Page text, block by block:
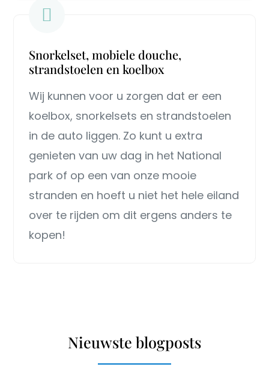
Snorkelset, mobiele douche,
strandstoelen en koelbox
Wij kunnen voor u zorgen dat er een
koelbox, snorkelsets en strandstoelen
in de auto liggen. Zo kunt u extra
genieten van uw dag in het National
park of op een van onze mooie
stranden en hoeft u niet het hele eiland
over te rijden om dit ergens anders te
kopen!
Nieuwste blogposts